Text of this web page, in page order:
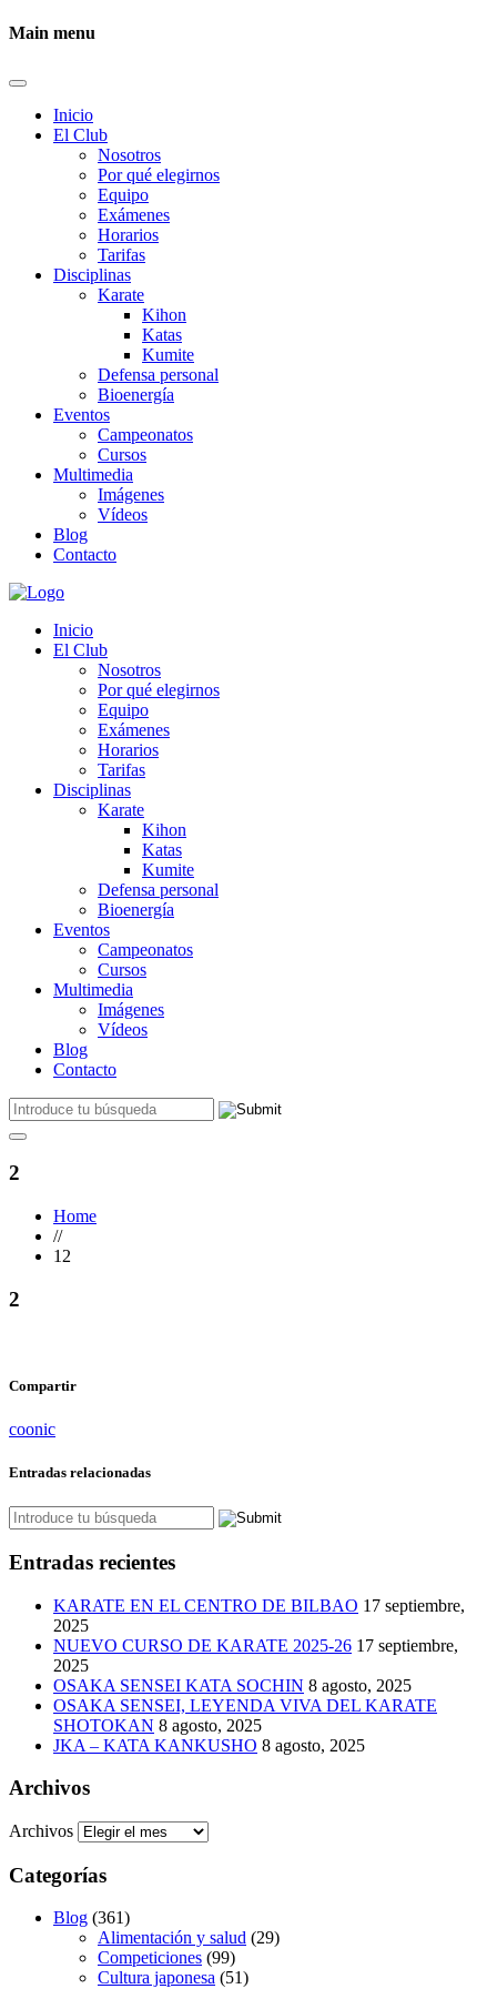
Main menu
Inicio
El Club
Nosotros
Por qué elegirnos
Equipo
Exámenes
Horarios
Tarifas
Disciplinas
Karate
Kihon
Katas
Kumite
Defensa personal
Bioenergía
Eventos
Campeonatos
Cursos
Multimedia
Imágenes
Vídeos
Blog
Contacto
Inicio
El Club
Nosotros
Por qué elegirnos
Equipo
Exámenes
Horarios
Tarifas
Disciplinas
Karate
Kihon
Katas
Kumite
Defensa personal
Bioenergía
Eventos
Campeonatos
Cursos
Multimedia
Imágenes
Vídeos
Blog
Contacto
2
Home
//
12
2
Compartir
coonic
Entradas relacionadas
Entradas recientes
KARATE EN EL CENTRO DE BILBAO 17 septiembre,
2025
NUEVO CURSO DE KARATE 2025-26 17 septiembre,
2025
OSAKA SENSEI KATA SOCHIN 8 agosto, 2025
OSAKA SENSEI, LEYENDA VIVA DEL KARATE
SHOTOKAN 8 agosto, 2025
JKA – KATA KANKUSHO 8 agosto, 2025
Archivos
Archivos
Categorías
Blog (361)
Alimentación y salud (29)
Competiciones (99)
Cultura japonesa (51)